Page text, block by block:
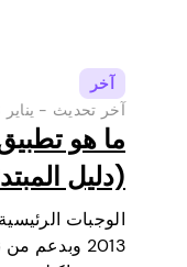
آخر
آخر تحديث - يناير 8, 2026
ما هو
(دليل
2013